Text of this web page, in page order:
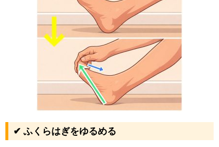
✔ ふくらはぎをゆるめる